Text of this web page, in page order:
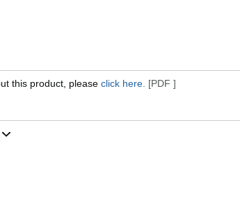
this product, pleaseclick here. [PDF ]